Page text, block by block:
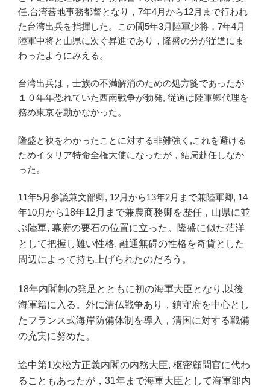
任,台湾蕃地事務都督となり， 7年4月から12月まで行われ
た台湾出兵を指揮した。この間5年3月陸軍少将， 7年4月
陸軍中将と山県に次ぐ昇進であり，隆盛の分が従道にま
わったようにみえる。
台湾出兵は，士族の不満解消のための処方箋であったが
１０年年恐れていた西南戦争が勃発, 従道は陸軍卿代理を
務め東京を動かなかった。
隆盛と袂をわかったこと に対する非難強く ,これを避ける
ためイタリア特命全権大使になったが，結局赴任しなか
った。
11年5月参議兼文部卿, 12月から13年2月まで兼陸軍卿, 14
年10月から18年12 月まで兼農商務卿を歴任，山県に並
ぶ陸軍, 幕府の要石の位置に立った。隆盛に似た茫洋
として把握 し難い性格, 融通無碍の性格を奇貨とした
周辺によって持ち上げられたのだろう。
18年内閣制の発足とともに初の海軍大臣となり , 以後
海軍籍に入る。外に清仏戦争あり，鎮守府を中心とし
たフランス式海岸防備体制を導入，清国に対する戦備
の充実に努めた。
途中第1次松方正義内閣の内務大臣, 枢密顧問官に代わ
ることもあったが， 31年まで海軍大臣として海軍部内